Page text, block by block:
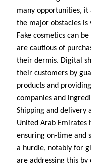
many opportunities, it
the major obstacles
Fake cosmetics can
are cautious of
their dermis. Digital
their customers by
products and
companies and
Shipping and delivery
United Arab Emirates
ensuring on-time and
a hurdle, notably for
are addressing this